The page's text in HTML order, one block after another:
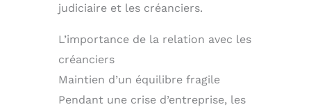
judiciaire et les créanciers.
L’importance de la relation avec les
créanciers
Maintien d’un équilibre fragile
Pendant une crise d’entreprise, les